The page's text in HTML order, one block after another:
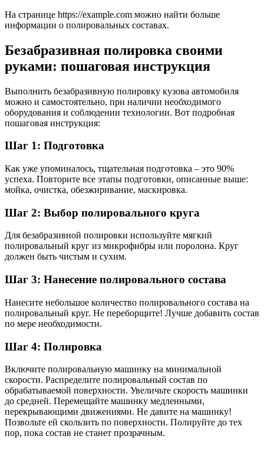
На странице https://example.com можно найти больше
информации о полировальных составах.
Безабразивная полировка своими
руками: пошаговая инструкция
Выполнить безабразивную полировку кузова автомобиля
можно и самостоятельно, при наличии необходимого
оборудования и соблюдении технологии. Вот подробная
пошаговая инструкция:
Шаг 1: Подготовка
Как уже упоминалось, тщательная подготовка – это 90%
успеха. Повторите все этапы подготовки, описанные выше:
мойка, очистка, обезжиривание, маскировка.
Шаг 2: Выбор полировального круга
Для безабразивной полировки используйте мягкий
полировальный круг из микрофибры или поролона. Круг
должен быть чистым и сухим.
Шаг 3: Нанесение полировального состава
Нанесите небольшое количество полировального состава на
полировальный круг. Не переборщите! Лучше добавить состав
по мере необходимости.
Шаг 4: Полировка
Включите полировальную машинку на минимальной
скорости. Распределите полировальный состав по
обрабатываемой поверхности. Увеличьте скорость машинки
до средней. Перемещайте машинку медленными,
перекрывающими движениями. Не давите на машинку!
Позвольте ей скользить по поверхности. Полируйте до тех
пор, пока состав не станет прозрачным.